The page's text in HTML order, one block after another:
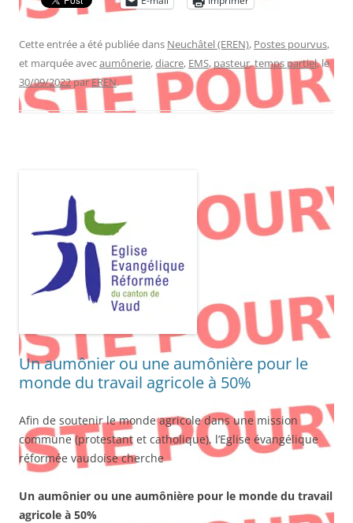
Cette entrée a été publiée dans Neuchâtel (EREN), Postes pourvus,
et marquée avecaumônerie,diacre, EMS, pasteur,temps partiel, le
30/09/2022parEREN.
Un aumônier ou une aumônière pour le
monde du travail agricole à 50%
Afin de soutenir le monde agricole dans une mission
commune (protestant et catholique), l’Eglise évangélique
réformée vaudoise cherche
Un aumônier ou une aumônière pour le monde du travail
agricole à 50%